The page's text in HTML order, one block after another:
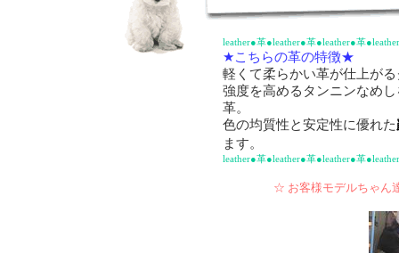
leather●革●leather●革●leather●革
★こちらの革の特徴★
軽くて柔らかい革が仕上が
強度を高めるタンニンなめ
革。
色の均質性と安定性に優れた
ます。
leather●革●leather●革●leather●革
☆ お客様モデルちゃん